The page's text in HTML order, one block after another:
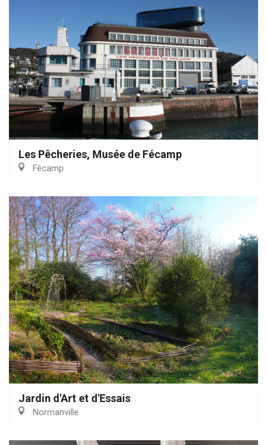
Les Pêcheries, Musée de Fécamp
Fécamp
Jardin d'Art et d'Essais
Normanville